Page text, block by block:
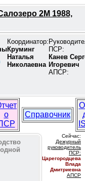
2М 1988,
Координатор:
Круминг
Наталья
Николаевна
ПСР:
Канев
Игоревич
АПСР:
о
Справочник
Сейчас:
Дежурный
руководитель
ПСР:
Царегородцева
Влада
Дмитриевна
АПСР